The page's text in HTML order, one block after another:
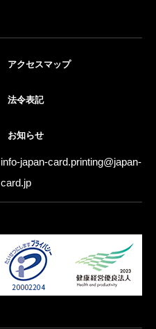
アクセスマップ
法令表記
お知らせ
info-japan-card.printing@japan-
card.jp